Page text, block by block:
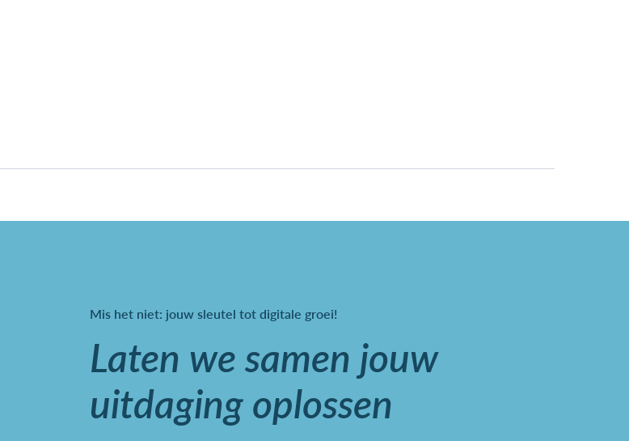
Mis het niet: jouw sleutel tot digitale groei!
Laten we samen jouw
uitdaging oplossen